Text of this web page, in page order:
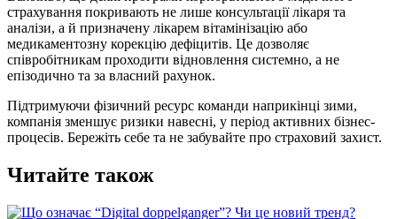
страхування покривають не лише консультації лікаря та
аналізи, а й призначену лікарем вітамінізацію або
медикаментозну корекцію дефіцитів. Це дозволяє
співробітникам проходити відновлення системно, а не
епізодично та за власний рахунок.
Підтримуючи фізичний ресурс команди наприкінці зими,
компанія зменшує ризики навесні, у період активних бізнес-
процесів. Бережіть себе та не забувайте про страховий захист.
Читайте також